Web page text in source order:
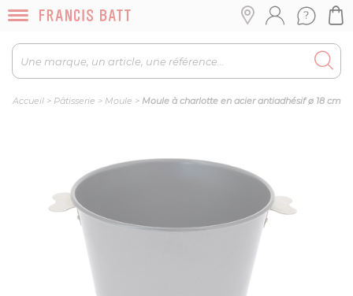
Accueil> Pâtisserie > Moule > Moule à charlotte en acier antiadhésif ø 18 cm